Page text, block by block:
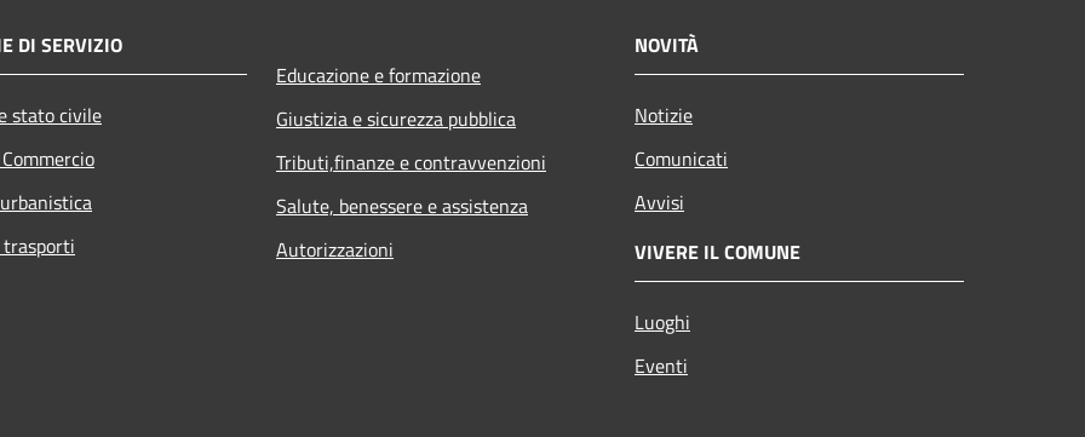
DI SERVIZIO
stato civile
Educazione e formazione
Giustizia e sicurezza pubblica
Tributi,finanze e contravvenzioni
Salute, benessere e assistenza
Autorizzazioni
NOVITÀ
Notizie
Comunicati
Avvisi
VIVERE IL COMUNE
Luoghi
Eventi